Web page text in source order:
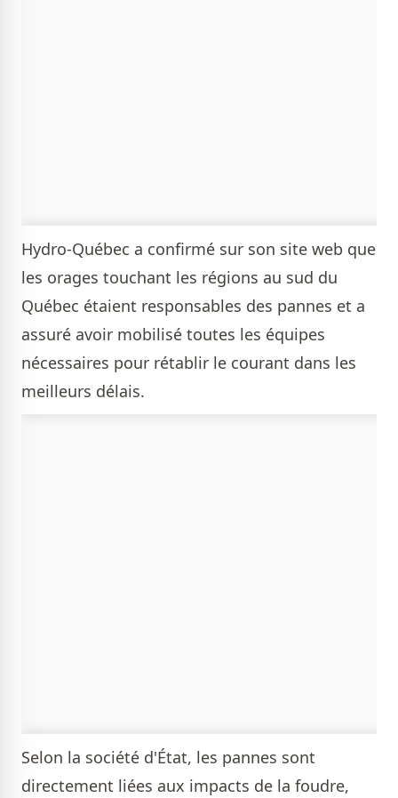
Hydro-Québec a confirmé sur son site web que
les orages touchant les régions au sud du
Québec étaient responsables des pannes et a
assuré avoir mobilisé toutes les équipes
nécessaires pour rétablir le courant dans les
meilleurs délais.
Selon la société d'État, les pannes sont
directement liées aux impacts de la foudre,